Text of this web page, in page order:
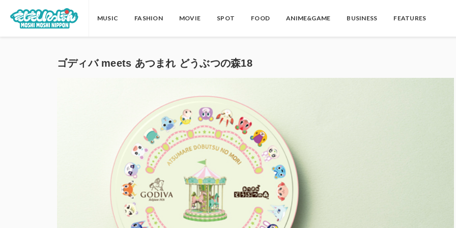
MUSIC FASHION MOVIE SPOT FOOD ANIME&GAME BUSINESS FEATURES
ゴディバ meets あつまれ どうぶつの森18